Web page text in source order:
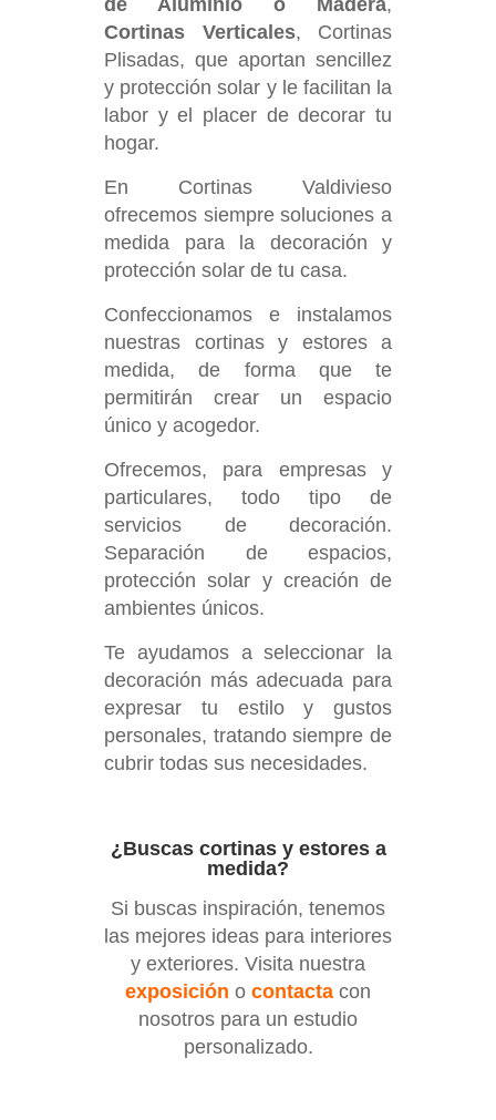
de Aluminio o Madera,
Cortinas Verticales, Cortinas
Plisadas, que aportan sencillez
y protección solar y le facilitan la
labor y el placer de decorar tu
hogar.
En Cortinas Valdivieso
ofrecemos siempre soluciones a
medida para la decoración y
protección solar de tu casa.
Confeccionamos e instalamos
nuestras cortinas y estores a
medida, de forma que te
permitirán crear un espacio
único y acogedor.
Ofrecemos, para empresas y
particulares, todo tipo de
servicios de decoración.
Separación de espacios,
protección solar y creación de
ambientes únicos.
Te ayudamos a seleccionar la
decoración más adecuada para
expresar tu estilo y gustos
personales, tratando siempre de
cubrir todas sus necesidades.
¿Buscas cortinas y estores a
medida?
Si buscas inspiración, tenemos
las mejores ideas para interiores
y exteriores. Visita nuestra
exposición o contacta con
nosotros para un estudio
personalizado.